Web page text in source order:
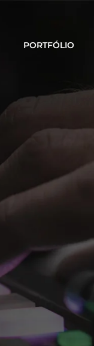
PORTFÓLIO